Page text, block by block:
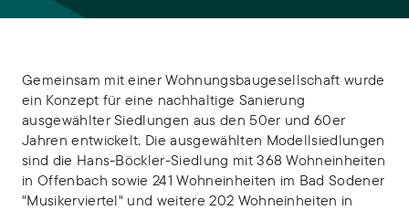
Gemeinsam mit einer Wohnungsbaugesellschaft wurde
ein Konzept für eine nachhaltige Sanierung
ausgewählter Siedlungen aus den 50er und 60er
Jahren entwickelt. Die ausgewählten Modellsiedlungen
sind die Hans-Böckler-Siedlung mit 368 Wohneinheiten
in Offenbach sowie 241 Wohneinheiten im Bad Sodener
"Musikerviertel" und weitere 202 Wohneinheiten in